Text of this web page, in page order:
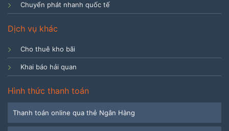
Chuyển phát nhanh quốc tế
Dịch vụ khác
Cho thuê kho bãi
Khai báo hải quan
Hình thức thanh toán
Thanh toán online qua thẻ Ngân Hàng